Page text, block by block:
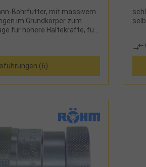
Bohrfutter, mit massivem
im Grundkörper zum
für höhere Haltekräfte, für
(6)